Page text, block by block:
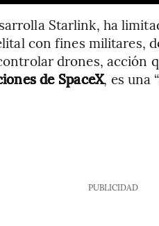
Starlink, ha
con fines militares,
drones, acción
de SpaceX, es una
PUBLICIDAD